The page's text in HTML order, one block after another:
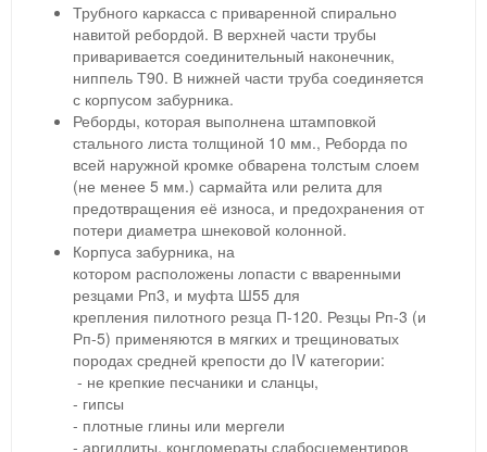
Трубного каркасса с приваренной спирально
навитой ребордой. В верхней части трубы
приваривается соединительный наконечник,
ниппель Т90. В нижней части труба соединяется
с корпусом забурника.
Реборды, которая выполнена штамповкой
стального листа толщиной 10 мм., Реборда по
всей наружной кромке обварена толстым слоем
(не менее 5 мм.) сармайта или релита для
предотвращения её износа, и предохранения от
потери диаметра шнековой колонной.
Корпуса забурника, на
котором расположены лопасти с вваренными
резцами Рп3, и муфта Ш55 для
крепления пилотного резца П-120. Резцы Рп-3 (и
Рп-5) применяются в мягких и трещиноватых
породах средней крепости до IV категории:
- не крепкие песчаники и сланцы,
- гипсы
- плотные глины или мергели
- аргиллиты, конгломераты слабосцементиров